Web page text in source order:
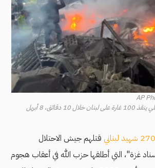
AP
جيش الاحتلال الإسرائيلي ينقذ 100 غارة على لبنان خلال 10 دقائق، 8 أبريل
قتلهم جيش الاحتلال
غزة"، التي أطلقها حزب الله في أعقاب هجوم